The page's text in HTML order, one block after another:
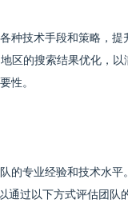
种技术手段和策略，
区的搜索结果优化，
性。
的专业经验和技术水
通过以下方式评估团队